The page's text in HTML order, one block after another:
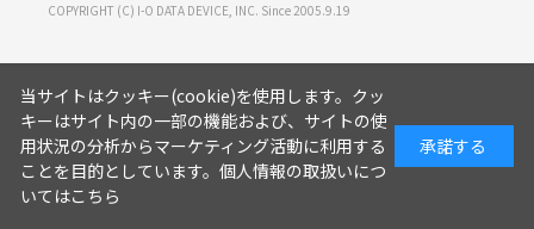
COPYRIGHT (C) I-O DATA DEVICE, INC. Since 2005.9.19
当サイトはクッキー(cookie)を使用します。クッ
キーはサイト内の一部の機能および、サイトの使
用状況の分析からマーケティング活動に利用する
ことを目的としています。 個人情報の取扱いにつ
いてはこちら
承諾する